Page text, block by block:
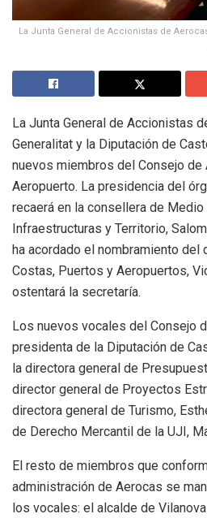
La Junta General de Accionistas de
La Junta General de Accionistas
Generalitat y la Diputación de
nuevos miembros del Consejo de
Aeropuerto. La presidencia del
recaerá en la consellera de Medio
Infraestructuras y Territorio,
ha acordado el nombramiento del
Costas, Puertos y Aeropuertos,
ostentará la secretaría.
Los nuevos vocales del Consejo
presidenta de la Diputación de
la directora general de
director general de Proyectos
directora general de Turismo,
de Derecho Mercantil de la UJI,
El resto de miembros que
administración de Aerocas se
los vocales: el alcalde de